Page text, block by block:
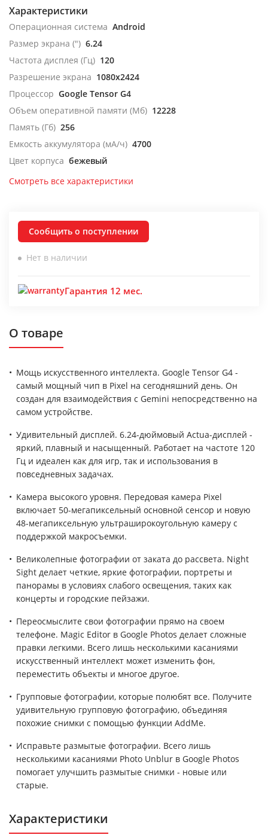
Характеристики
Операционная система Android
Размер экрана (") 6.24
Частота дисплея (Гц) 120
Разрешение экрана 1080x2424
Процессор Google Tensor G4
Объем оперативной памяти (Мб) 12228
Память (Гб) 256
Емкость аккумулятора (мА/ч) 4700
Цвет корпуса бежевый
Смотреть все характеристики
Сообщить о поступлении
Нет в наличии
Гарантия 12 мес.
О товаре
Мощь искусственного интеллекта. Google Tensor G4 -
самый мощный чип в Pixel на сегодняшний день. Он
создан для взаимодействия с Gemini непосредственно на
самом устройстве.
Удивительный дисплей. 6.24-дюймовый Actua-дисплей -
яркий, плавный и насыщенный. Работает на частоте 120
Гц и идеален как для игр, так и использования в
повседневных задачах.
Камера высокого уровня. Передовая камера Pixel
включает 50-мегапиксельный основной сенсор и новую
48-мегапиксельную ультраширокоугольную камеру с
поддержкой макросъемки.
Великолепные фотографии от заката до рассвета. Night
Sight делает четкие, яркие фотографии, портреты и
панорамы в условиях слабого освещения, таких как
концерты и городские пейзажи.
Переосмыслите свои фотографии прямо на своем
телефоне. Magic Editor в Google Photos делает сложные
правки легкими. Всего лишь несколькими касаниями
искусственный интеллект может изменить фон,
переместить объекты и многое другое.
Групповые фотографии, которые полюбят все. Получите
удивительную групповую фотографию, объединяя
похожие снимки с помощью функции AddMe.
Исправьте размытые фотографии. Всего лишь
несколькими касаниями Photo Unblur в Google Photos
помогает улучшить размытые снимки - новые или
старые.
Характеристики